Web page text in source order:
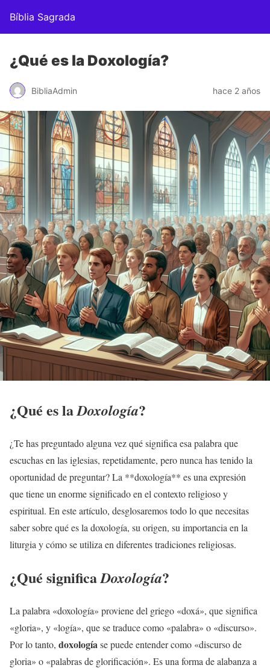
Bíblia Sagrada
¿Qué es la Doxología?
BibliaAdmin hace 2 años
¿Qué es laDoxología?
¿Te has preguntado alguna vez qué significa esa palabra que
escuchas en las iglesias, repetidamente, pero nunca has tenido la
oportunidad de preguntar? La **doxología** es una expresión
que tiene un enorme significado en el contexto religioso y
espiritual. En este artículo, desglosaremos todo lo que necesitas
saber sobre qué es la doxología, su origen, su importancia en la
liturgia y cómo se utiliza en diferentes tradiciones religiosas.
¿Qué significaDoxología?
La palabra «doxología» proviene del griego «doxá», que significa
«gloria», y «logía», que se traduce como «palabra» o «discurso».
Por lo tanto, doxologíase puede entender como «discurso de
gloria» o «palabras de glorificación». Es una forma de alabanza a